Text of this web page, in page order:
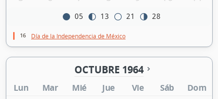
05 13 21 28
16 Día de la Independencia de México
OCTUBRE 1964
Lun Mar Mié Jue Vie Sáb Dom